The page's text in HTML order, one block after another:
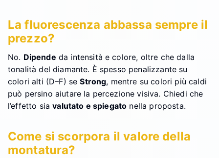
La fluorescenza abbassa sempre il
prezzo?
No. Dipende da intensità e colore, oltre che dalla
tonalità del diamante. È spesso penalizzante su
colori alti (D–F) seStrong, mentre su colori più caldi
può persino aiutare la percezione visiva. Chiedi che
l’effetto siavalutato e spiegato nella proposta.
Come si scorpora il valore della
montatura?